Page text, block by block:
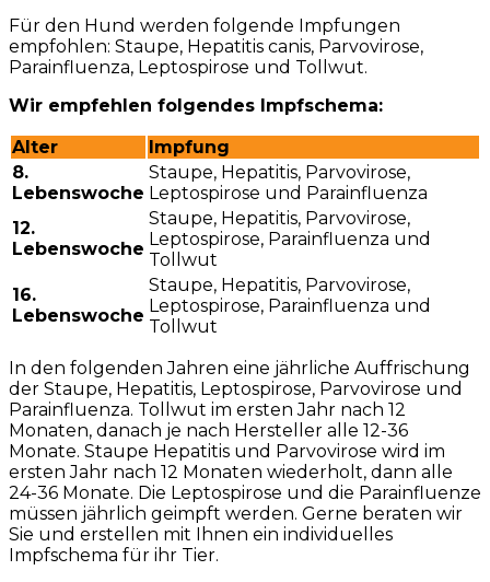
Für den Hund werden folgende Impfungen
empfohlen: Staupe, Hepatitis canis, Parvovirose,
Parainfluenza, Leptospirose und Tollwut.
Wir empfehlen folgendes Impfschema:
Alter
Impfung
8.
Lebenswoche
Staupe, Hepatitis, Parvovirose,
Leptospirose und Parainfluenza
12.
Lebenswoche
Staupe, Hepatitis, Parvovirose,
Leptospirose, Parainfluenza und
Tollwut
16.
Lebenswoche
Staupe, Hepatitis, Parvovirose,
Leptospirose, Parainfluenza und
Tollwut
In den folgenden Jahren eine jährliche Auffrischung
der Staupe, Hepatitis, Leptospirose, Parvovirose und
Parainfluenza. Tollwut im ersten Jahr nach 12
Monaten, danach je nach Hersteller alle 12-36
Monate. Staupe Hepatitis und Parvovirose wird im
ersten Jahr nach 12 Monaten wiederholt, dann alle
24-36 Monate. Die Leptospirose und die Parainfluenze
müssen jährlich geimpft werden. Gerne beraten wir
Sie und erstellen mit Ihnen ein individuelles
Impfschema für ihr Tier.